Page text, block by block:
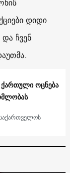
დიდი
ჩვენ
ოცნება